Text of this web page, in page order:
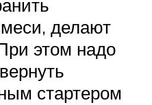
делают
этом надо
стартером